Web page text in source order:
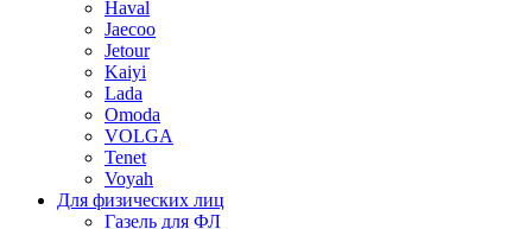
Haval
Jaecoo
Jetour
Kaiyi
Lada
Omoda
VOLGA
Tenet
Voyah
Для физических лиц
Газель для ФЛ